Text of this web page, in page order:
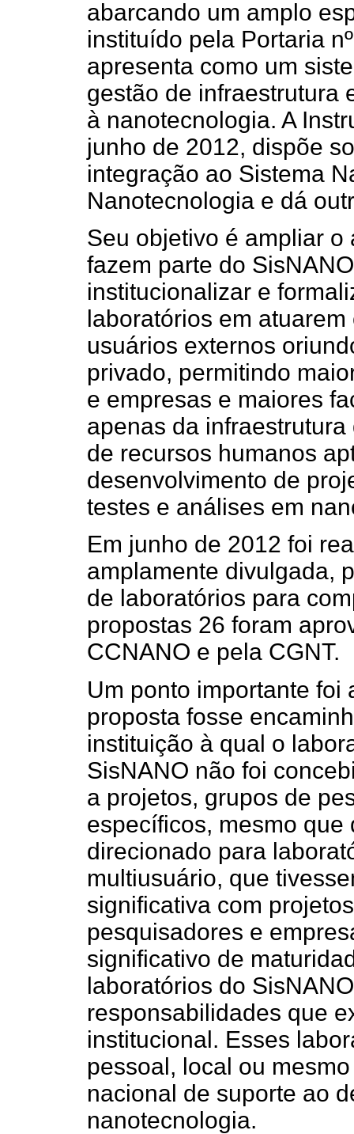
abarcando um amplo
instituído pela Portaria
apresenta como um
gestão de infraestrutura
à nanotecnologia. A
junho de 2012, dispõe
integração ao Sistema
Nanotecnologia e dá
Seu objetivo é ampliar
fazem parte do
institucionalizar e
laboratórios em
usuários externos
privado, permitindo
e empresas e maiores
apenas da
de recursos humanos
desenvolvimento de
testes e análises em
Em junho de 2012 foi
amplamente divulgada,
de laboratórios para
propostas 26 foram
CCNANO e pela CGNT.
Um ponto importante foi
proposta fosse
instituição à qual o
SisNANO não foi
a projetos, grupos de
específicos, mesmo
direcionado para
multiusuário, que
significativa com
pesquisadores e
significativo de
laboratórios do
responsabilidades que
institucional. Esses
pessoal, local ou
nacional de suporte ao
nanotecnologia.